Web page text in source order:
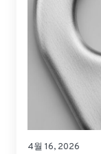
4월 16, 2026